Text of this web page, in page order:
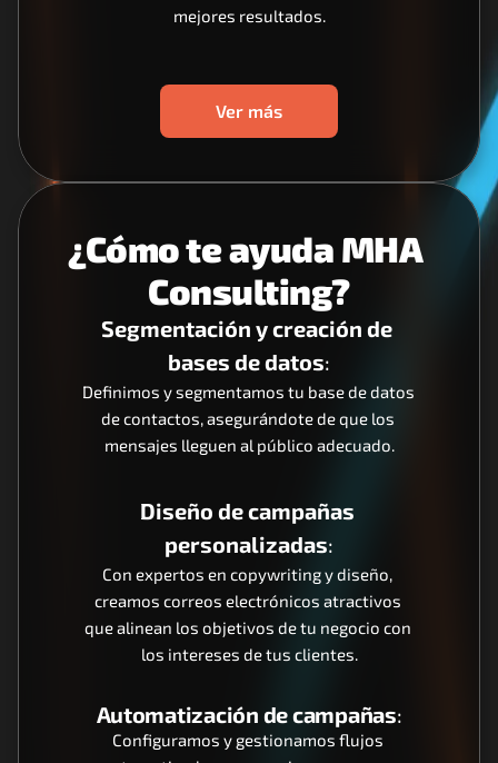
mejores resultados.
Ver más
¿Cómo te ayuda MHA
Consulting?
Segmentación y creación de
bases de datos:
Definimos y segmentamos tu base de datos
de contactos, asegurándote de que los
mensajes lleguen al público adecuado.
Diseño de campañas
personalizadas:
Con expertos en copywriting y diseño,
creamos correos electrónicos atractivos
que alinean los objetivos de tu negocio con
los intereses de tus clientes.
Automatización de campañas:
Configuramos y gestionamos flujos